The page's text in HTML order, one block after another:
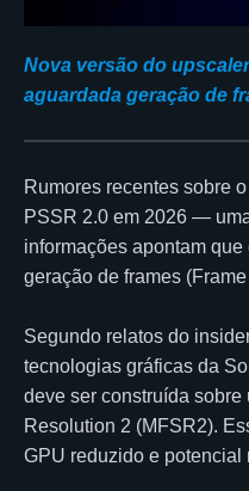
Nova versão do
aguardada geração de
Rumores recentes sobre
PSSR 2.0 em 2026 —
informações apontam
geração de frames
Segundo relatos do
tecnologias gráficas da
deve ser construída
Resolution 2 (MFSR2).
GPU reduzido e potencial